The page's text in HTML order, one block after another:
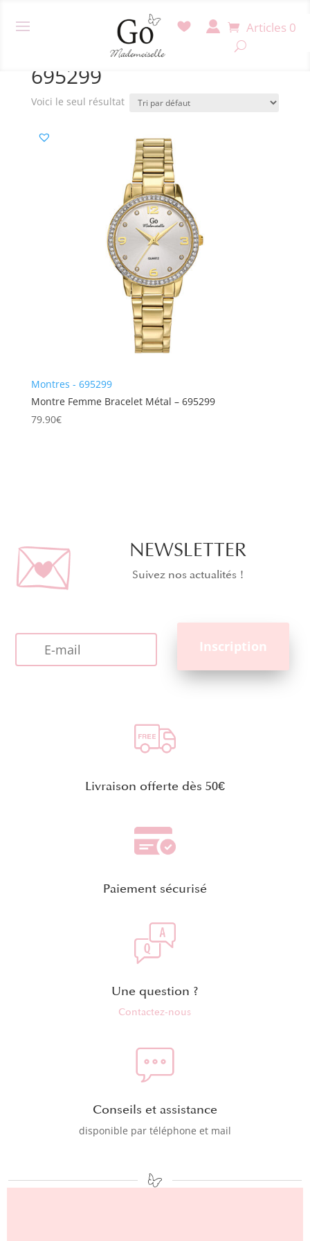
Articles 0
/ Produit Référence / 695299
695299
Voici le seul résultat
Montres - 695299
Montre Femme Bracelet Métal – 695299
79.90€
NEWSLETTER
Suivez nos actualités !
Livraison offerte dès 50€
Paiement sécurisé
Une question ?
Contactez-nous
Conseils et assistance
disponible par téléphone et mail